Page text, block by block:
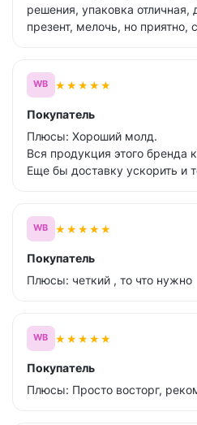
решения, упаковка
презент, мелочь, но приятно,
WB ★★★★★
Покупатель
Плюсы: Хороший молд.
Вся продукция этого бренда
Еще бы доставку ускорить и
WB ★★★★★
Покупатель
Плюсы: четкий , то что нужно
WB ★★★★★
Покупатель
Плюсы: Просто восторг,